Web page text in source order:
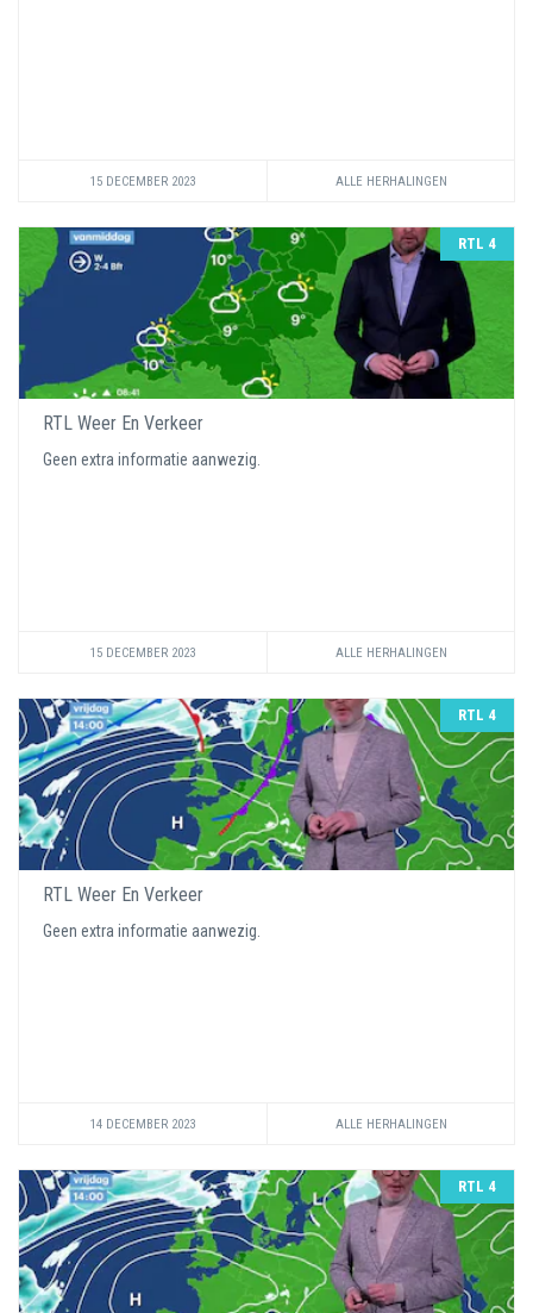
15 DECEMBER 2023 ALLE HERHALINGEN
RTL 4
RTL Weer En Verkeer
Geen extra informatie aanwezig.
15 DECEMBER 2023 ALLE HERHALINGEN
RTL 4
RTL Weer En Verkeer
Geen extra informatie aanwezig.
14 DECEMBER 2023 ALLE HERHALINGEN
RTL 4